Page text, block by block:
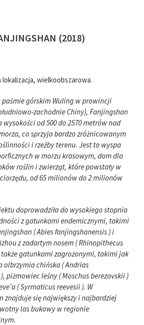
(2018)
lokalizacja, wielkoobszarowa.
paśmie górskim Wuling w prowincji
zachodnie Chiny), Fanjingshan
wysokości od 500 do 2570 metrów nad
co sprzyja bardzo zróżnicowanym
i rzeźby terenu. Jest to wyspa
w morzu krasowym, dom dla
roślin i zwierząt, które powstały w
od 65 milionów do 2 milionów
doprowadziła do wysokiego stopnia
z gatunkami endemicznymi, takimi
( Abies fanjingshanensis ) i
z zadartym nosem ( Rhinopithecus
gatunkami zagrożonymi, takimi jak
olbrzymia chińska ( Andrias
piżmowiec leśny ( Moschus berezovskii )
( Syrmaticus reevesii ). W
znajduje się największy i najbardziej
las bukowy w regionie